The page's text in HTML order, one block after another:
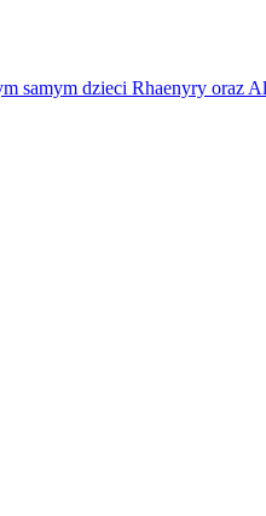
samym dzieci Rhaenyry oraz